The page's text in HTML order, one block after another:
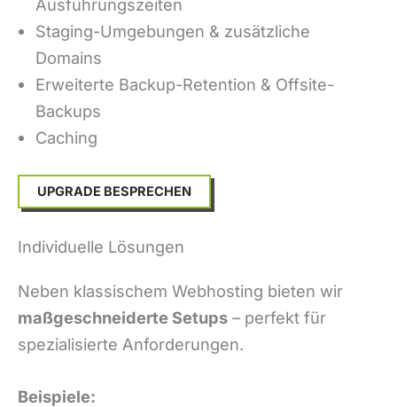
Ausführungszeiten
Staging-Umgebungen & zusätzliche
Domains
Erweiterte Backup-Retention & Offsite-
Backups
Caching
UPGRADE BESPRECHEN
Individuelle Lösungen
Neben klassischem Webhosting bieten wir
maßgeschneiderte Setups – perfekt für
spezialisierte Anforderungen.
Beispiele: